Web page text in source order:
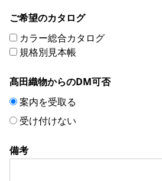
ご希望のカタログ
カラー総合カタログ
規格別見本帳
髙田織物からのDM可否
案内を受取る
受け付けない
備考